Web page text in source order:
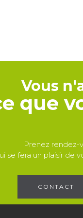
Vous
que
Prenez rendez-
se fera un plaisir de
CONTACT